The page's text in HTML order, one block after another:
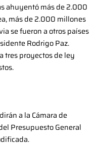
ahuyentó más de 2.000
más de 2.000 millones
se fueron a otros países
Rodrigo Paz.
tres proyectos de ley
a la Cámara de
Presupuesto General